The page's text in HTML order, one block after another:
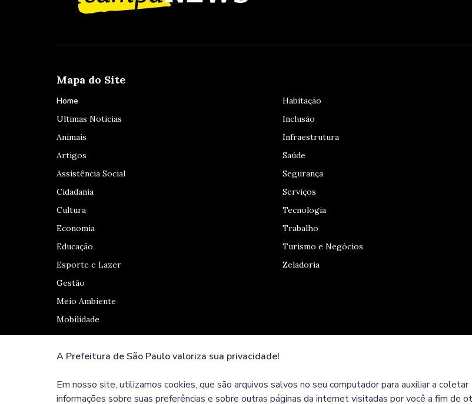
Mapa do Site
Home
Ultimas Noticias
Animais
Artigos
Assistência Social
Cidadania
Cultura
Economia
Educação
Esporte e Lazer
Gestão
Meio Ambiente
Mobilidade
Habitação
Inclusão
Infraestrutura
Saúde
Segurança
Serviços
Tecnologia
Trabalho
Turismo e Negócios
Zeladoria
Redes Sociais
A Prefeitura de São Paulo valoriza sua privacidade!
Em nosso site, utilizamos cookies, que são arquivos salvos no seu computador para auxiliar a coletar
informações sobre suas preferências e sobre outras páginas da internet visitadas por você a fim de